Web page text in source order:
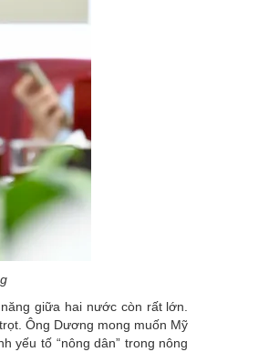
giữa hai nước còn rất lớn.
Ông Dương mong muốn Mỹ
yếu tố “nông dân” trong nông